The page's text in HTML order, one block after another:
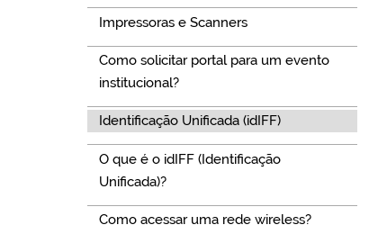
Impressoras e Scanners
Como solicitar portal para um evento
institucional?
Identificação Unificada (idIFF)
O que é o idIFF (Identificação
Unificada)?
Como acessar uma rede wireless?